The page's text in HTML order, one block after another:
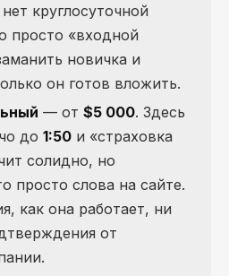
круглосуточной
просто «входной
новичка и
он готов вложить.
— от $5 000. Здесь
до 1:50 и «страховка
солидно, но
просто слова на сайте.
как она работает, ни
от